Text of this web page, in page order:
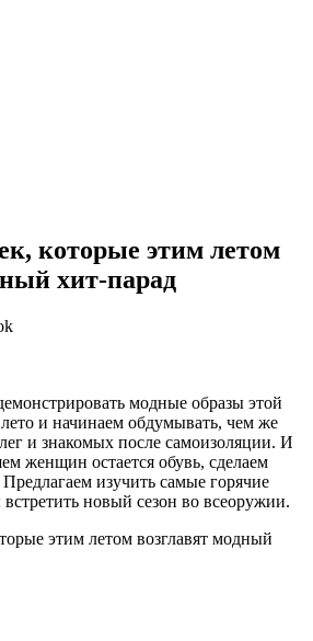
которые этим летом
хит-парад
модные образы этой
и начинаем обдумывать, чем же
и знакомых после самоизоляции. И
женщин остается обувь, сделаем
изучить самые горячие
новый сезон во всеоружии.